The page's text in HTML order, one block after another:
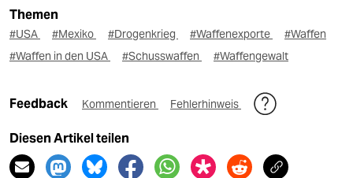
Themen
#USA #Mexiko #Drogenkrieg #Waffenexporte
#Waffen
#Waffen in den USA
#Schusswaffen #Waffengewalt
Feedback Kommentieren Fehlerhinweis
Diesen Artikel teilen